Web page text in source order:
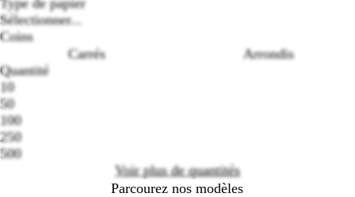
Sélectionner...
Coins
Carrés
Arrondis
Quantité
10
50
100
250
500
Voir plus de quantités
Parcourez nos modèles